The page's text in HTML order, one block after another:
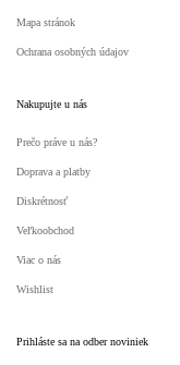
Mapa stránok
Ochrana osobných údajov
Nakupujte u nás
Prečo práve u nás?
Doprava a platby
Diskrétnosť
Veľkoobchod
Viac o nás
Wishlist
Prihláste sa na odber noviniek